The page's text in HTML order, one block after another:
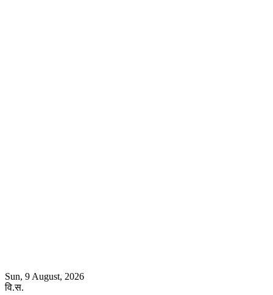
Sun, 9 August, 2026
वि.स.